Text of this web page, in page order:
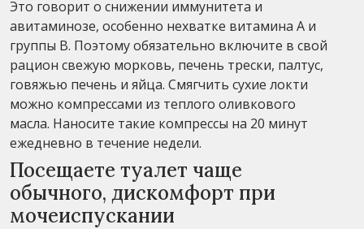
Это говорит о снижении иммунитета и
авитаминозе, особенно нехватке витамина А и
группы В. Поэтому обязательно включите в свой
рацион свежую морковь, печень трески, палтус,
говяжью печень и яйца. Смягчить сухие локти
можно компрессами из теплого оливкового
масла. Наносите такие компрессы на 20 минут
ежедневно в течение недели.
Посещаете туалет чаще
обычного, дискомфорт при
мочеиспускании